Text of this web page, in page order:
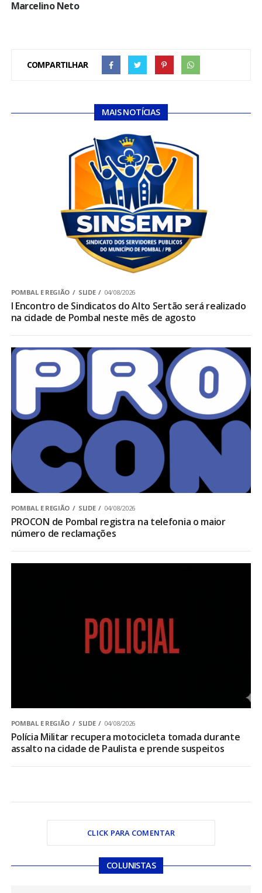
Marcelino Neto
COMPARTILHAR
MAIS NOTÍCIAS
POMBAL E REGIÃO SLIDE 04/08/2026
I Encontro de Sindicatos do Alto Sertão será realizado
na cidade de Pombal neste mês de agosto
POMBAL E REGIÃO SLIDE 04/08/2026
PROCON de Pombal registra na telefonia o maior
número de reclamações
POMBAL E REGIÃO SLIDE 04/08/2026
Polícia Militar recupera motocicleta tomada durante
assalto na cidade de Paulista e prende suspeitos
CLICK PARA COMENTAR
COLUNISTAS